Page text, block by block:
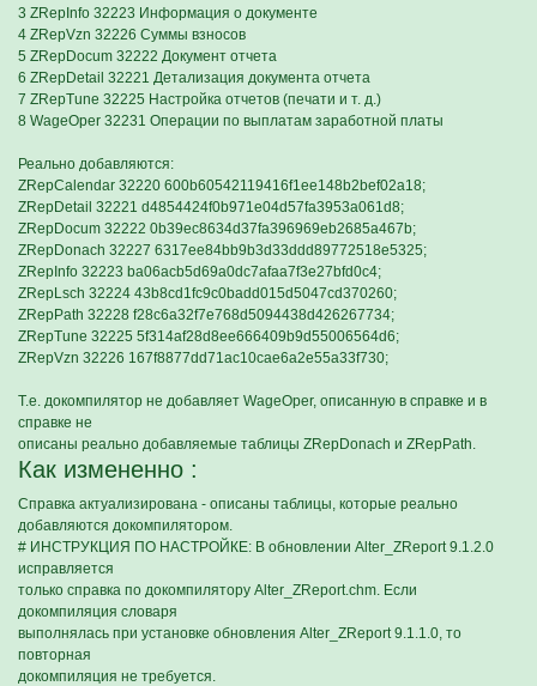
3 ZRepInfo 32223 Информация о документе
4 ZRepVzn 32226 Суммы взносов
5 ZRepDocum 32222 Документ отчета
6 ZRepDetail 32221 Детализация документа отчета
7 ZRepTune 32225 Настройка отчетов (печати и т. д.)
8 WageOper 32231 Операции по выплатам заработной платы
Реально добавляются:
ZRepCalendar 32220 600b60542119416f1ee148b2bef02a18;
ZRepDetail 32221 d4854424f0b971e04d57fa3953a061d8;
ZRepDocum 32222 0b39ec8634d37fa396969eb2685a467b;
ZRepDonach 32227 6317ee84bb9b3d33ddd89772518e5325;
ZRepInfo 32223 ba06acb5d69a0dc7afaa7f3e27bfd0c4;
ZRepLsch 32224 43b8cd1fc9c0badd015d5047cd370260;
ZRepPath 32228 f28c6a32f7e768d5094438d426267734;
ZRepTune 32225 5f314af28d8ee666409b9d55006564d6;
ZRepVzn 32226 167f8877dd71ac10cae6a2e55a33f730;
Т.е. докомпилятор не добавляет WageOper, описанную в справке и в
справке не
описаны реально добавляемые таблицы ZRepDonach и ZRepPath.
Как измененно :
Справка актуализирована - описаны таблицы, которые реально
добавляются докомпилятором.
# ИНСТРУКЦИЯ ПО НАСТРОЙКЕ: В обновлении Alter_ZReport 9.1.2.0
исправляется
только справка по докомпилятору Alter_ZReport.chm. Если
докомпиляция словаря
выполнялась при установке обновления Alter_ZReport 9.1.1.0, то
повторная
докомпиляция не требуется.